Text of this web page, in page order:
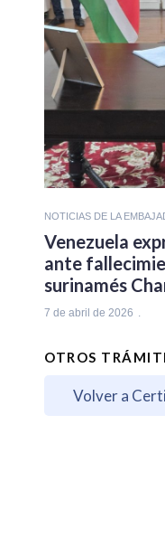
NOTICIAS DE LA
Venezuela
ante
surinamés
7 de abril de 2026
OTROS
Volver a